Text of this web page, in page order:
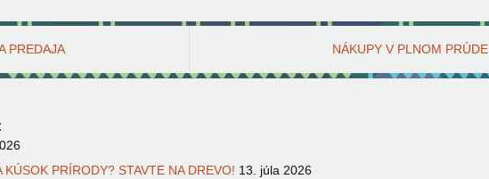
PREDAJA NÁKUPY V PLNOM PRÚDE
PRÍRODY? STAVTE NA DREVO! 13. júla 2026